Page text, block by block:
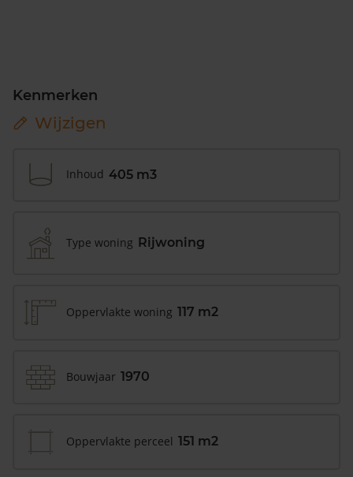
Kenmerken
Wijzigen
Inhoud 405 m3
Type woning Rijwoning
Oppervlakte woning 117 m2
Bouwjaar 1970
Oppervlakte perceel 151 m2